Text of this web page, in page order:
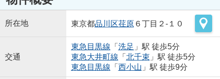
所在地 東京都品川区荏原６丁目２-１０
交通
東急目黒線 「 洗足 」駅 徒歩5分
東急大井町線 「 北千束 」駅 徒歩5分
東急目黒線 「 西小山 」駅 徒歩9分